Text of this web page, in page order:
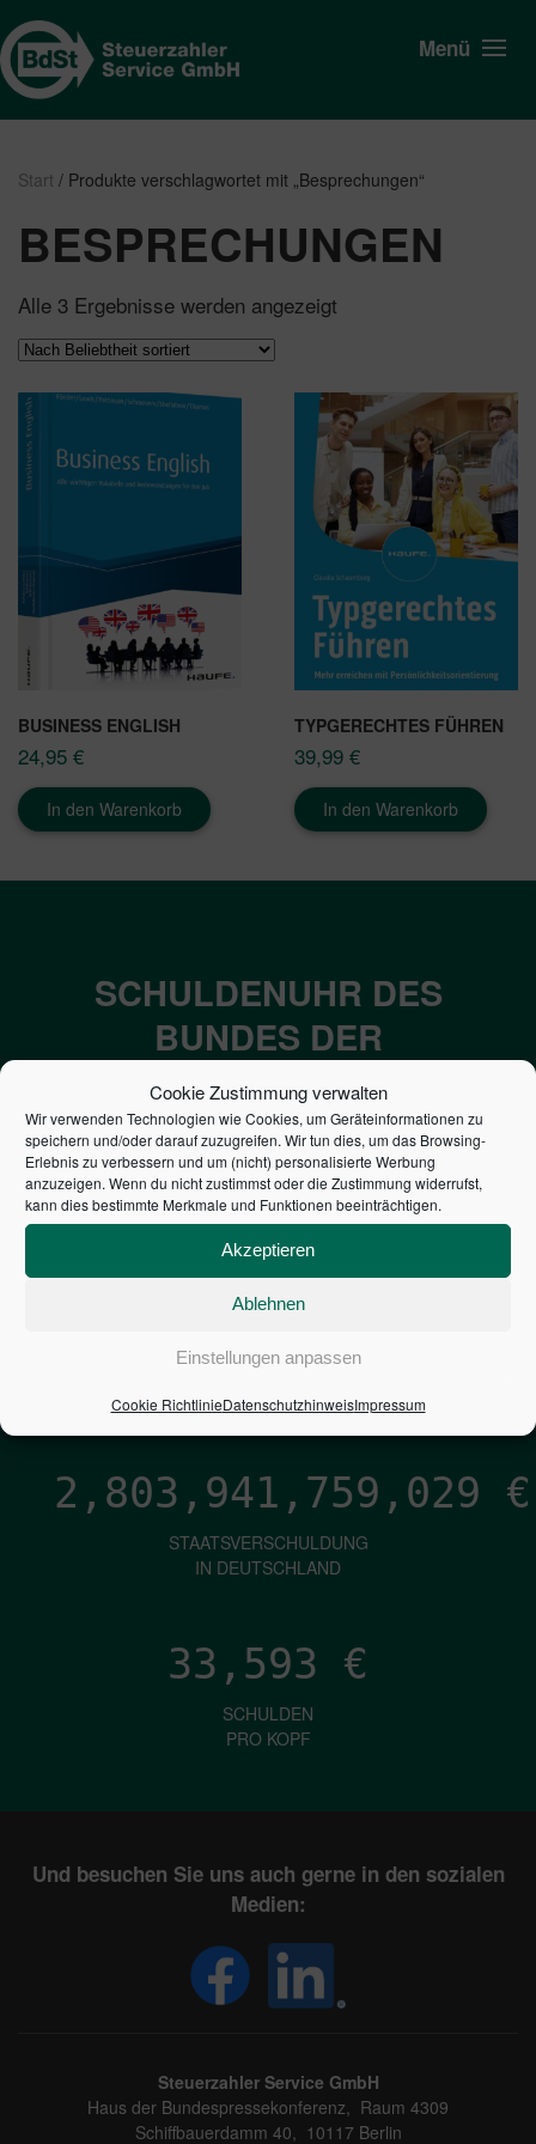
Cookie Zustimmung verwalten
Wir verwenden Technologien wie Cookies, um Geräteinformationen zu
speichern und/oder darauf zuzugreifen. Wir tun dies, um das Browsing-
Erlebnis zu verbessern und um (nicht) personalisierte Werbung
anzuzeigen. Wenn du nicht zustimmst oder die Zustimmung widerrufst,
kann dies bestimmte Merkmale und Funktionen beeinträchtigen.
Akzeptieren
Ablehnen
Einstellungen anpassen
Cookie RichtlinieDatenschutzhinweisImpressum
Menü
Start / Produkte verschlagwortet mit „Besprechungen“
BESPRECHUNGEN
Alle 3 Ergebnisse werden angezeigt
BUSINESS ENGLISH
24,95 €
In den Warenkorb
TYPGERECHTES FÜHREN
39,99 €
In den Warenkorb
SCHULDENUHR DES
BUNDES DER
STEUERZAHLER
7,052€
NEUVERSCHULDUNG
PRO SEKUNDE
1,601
ZINSEN
PRO SEKUNDE
2,803,941,760,270 €
STAATSVERSCHULDUNG
IN DEUTSCHLAND
33,593 €
SCHULDEN
PRO KOPF
Und besuchen Sie uns auch gerne in den sozialen
Medien:
Steuerzahler Service GmbH
Haus der Bundespressekonferenz, Raum 4309
Schiffbauerdamm 40, 10117 Berlin